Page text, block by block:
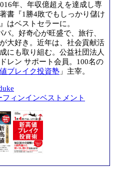
年、年収億超えを達成し専
書『1勝4敗でもしっかり儲け
はベストセラーに。
。好奇心が旺盛で、旅行、
大好き。近年は、社会貢献活
にも取り組む。公益社団法人
レン サポート会員。100名の
ブレイク投資塾 」主宰。
ィンインベストメント